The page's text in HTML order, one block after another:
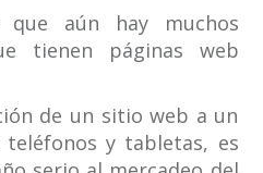
que aún hay muchos
tienen páginas web
de un sitio web a un
y tabletas, es